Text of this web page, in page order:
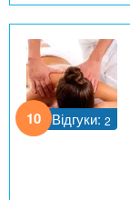
10 Відгуки: 2